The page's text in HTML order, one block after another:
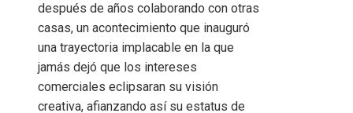
después de años colaborando con otras
casas, un acontecimiento que inauguró
una trayectoria implacable en la que
jamás dejó que los intereses
comerciales eclipsaran su visión
creativa, afianzando así su estatus de